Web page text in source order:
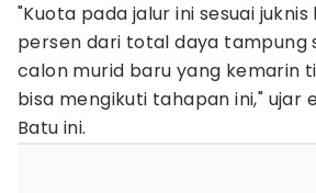
"Kuota pada jalur ini sesuai
persen dari total daya tampung
calon murid baru yang kemarin
bisa mengikuti tahapan ini," ujar
Batu ini.